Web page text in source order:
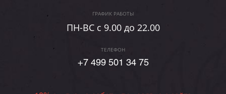
ГРАФИК РАБОТЫ
ПН-ВC c 9.00 до 22.00
ТЕЛЕФОН
+7 499 501 34 75